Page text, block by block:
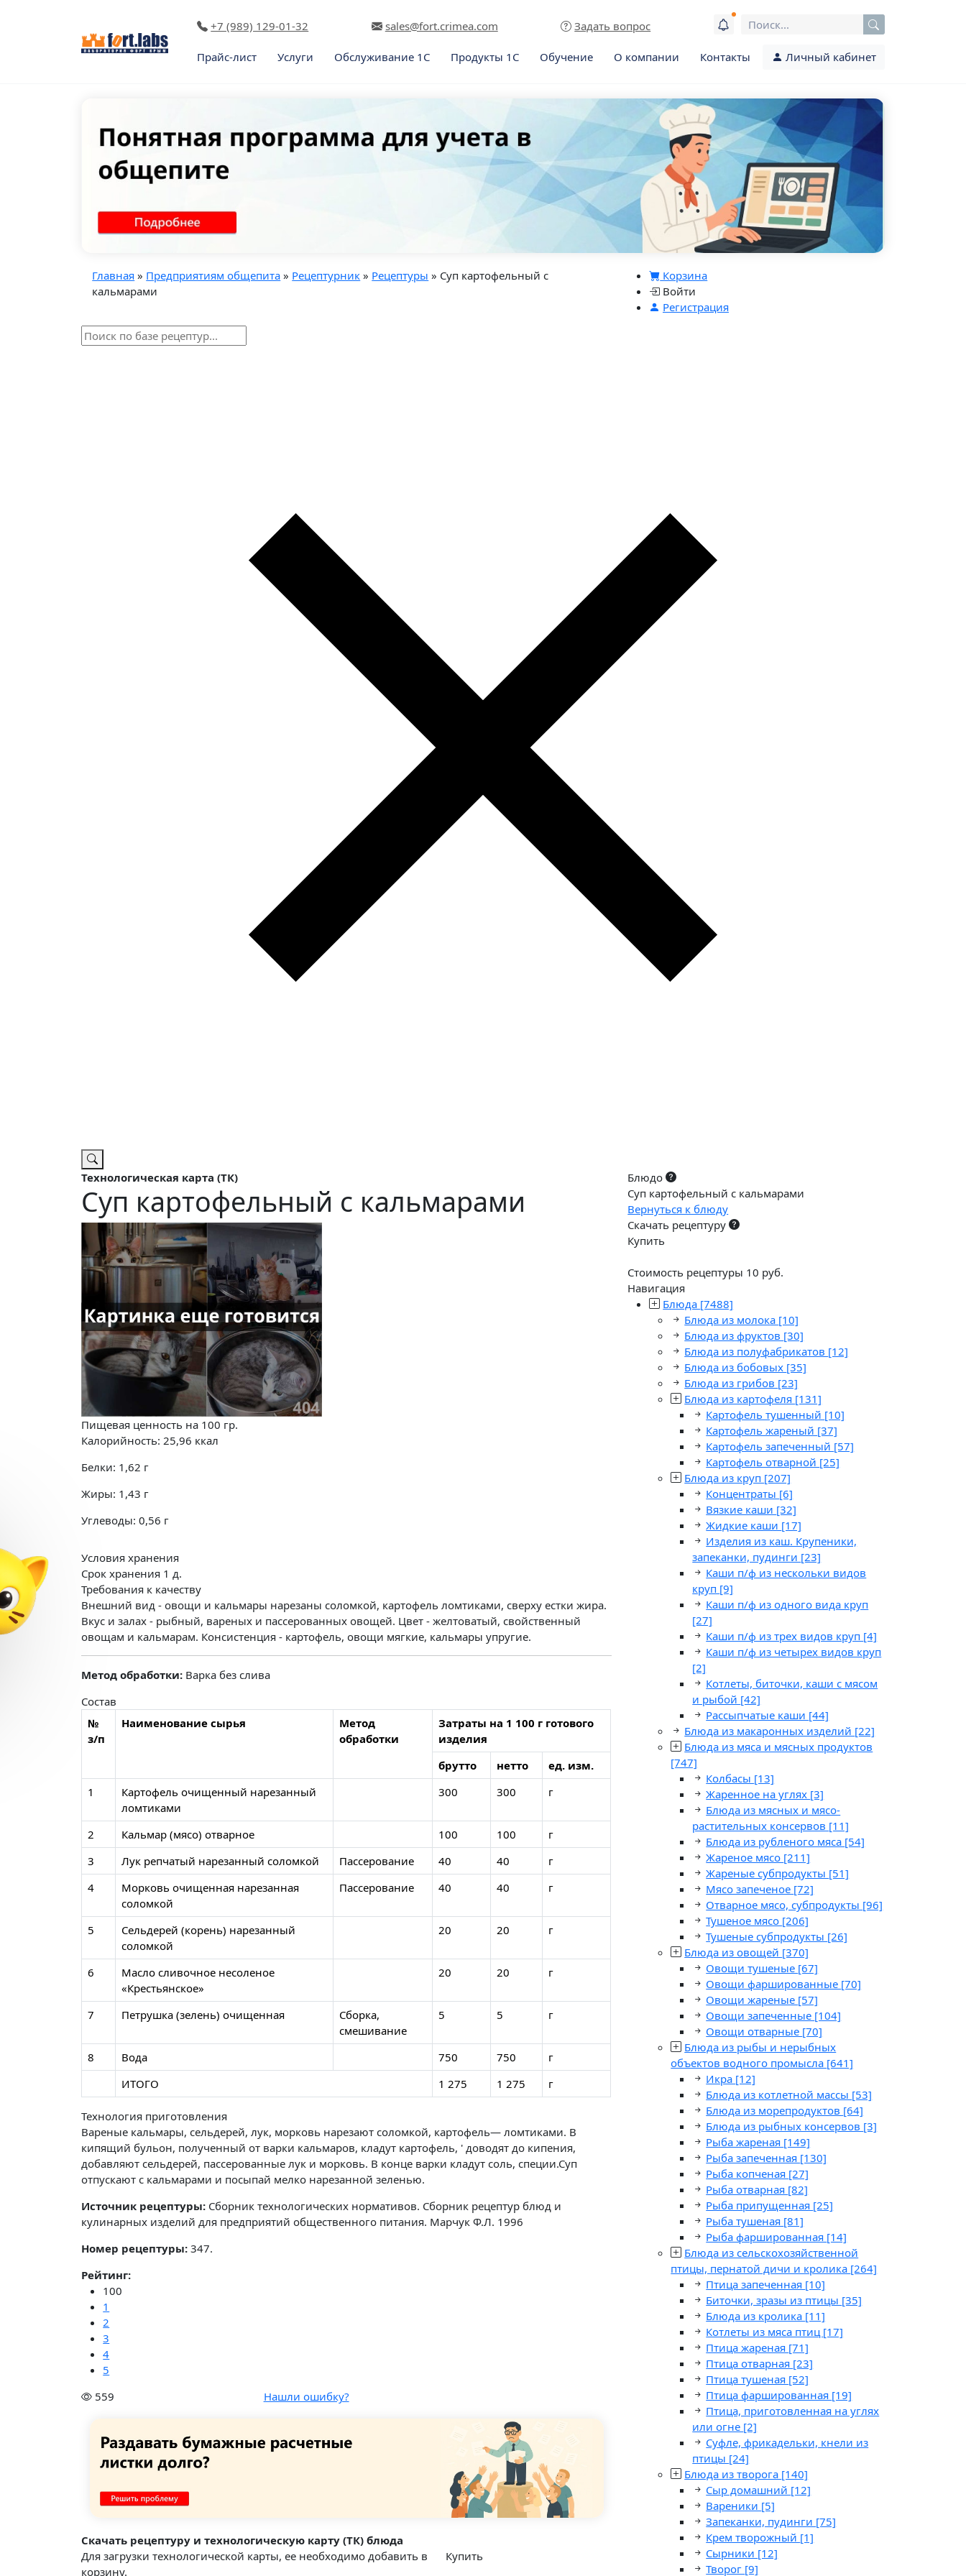
+7 (989) 129-01-32 sales@fort.crimea.com Задать вопрос
Прайс-лист Услуги Обслуживание 1С Продукты 1С Обучение О компании Контакты Личный кабинет
Главная » Предприятиям общепита » Рецептурник » Рецептуры » Суп картофельный с
кальмарами
Корзина
Войти
Регистрация
Блюдо
Суп картофельный с кальмарами
Вернуться к блюду
Скачать рецептуру
Купить
Стоимость рецептуры 10 руб.
Навигация
Блюда [7488]
Блюда из молока [10]
Блюда из фруктов [30]
Блюда из полуфабрикатов [12]
Блюда из бобовых [35]
Блюда из грибов [23]
Блюда из картофеля [131]
Картофель тушенный [10]
Картофель жареный [37]
Картофель запеченный [57]
Картофель отварной [25]
Блюда из круп [207]
Концентраты [6]
Вязкие каши [32]
Жидкие каши [17]
Изделия из каш. Крупеники,
запеканки, пудинги [23]
Каши п/ф из нескольки видов
круп [9]
Каши п/ф из одного вида круп
[27]
Каши п/ф из трех видов круп [4]
Каши п/ф из четырех видов круп
[2]
Котлеты, биточки, каши с мясом
и рыбой [42]
Рассыпчатые каши [44]
Блюда из макаронных изделий [22]
Блюда из мяса и мясных продуктов
[747]
Колбасы [13]
Жаренное на углях [3]
Блюда из мясных и мясо-
растительных консервов [11]
Блюда из рубленого мяса [54]
Жареное мясо [211]
Жареные субпродукты [51]
Мясо запеченое [72]
Отварное мясо, субпродукты [96]
Тушеное мясо [206]
Тушеные субпродукты [26]
Блюда из овощей [370]
Овощи тушеные [67]
Овощи фаршированные [70]
Овощи жареные [57]
Овощи запеченные [104]
Овощи отварные [70]
Блюда из рыбы и нерыбных
объектов водного промысла [641]
Икра [12]
Блюда из котлетной массы [53]
Блюда из морепродуктов [64]
Блюда из рыбных консервов [3]
Рыба жареная [149]
Рыба запеченная [130]
Рыба копченая [27]
Рыба отварная [82]
Рыба припущенная [25]
Рыба тушеная [81]
Рыба фаршированная [14]
Блюда из сельскохозяйственной
птицы, пернатой дичи и кролика [264]
Птица запеченная [10]
Биточки, зразы из птицы [35]
Блюда из кролика [11]
Котлеты из мяса птиц [17]
Птица жареная [71]
Птица отварная [23]
Птица тушеная [52]
Птица фаршированная [19]
Птица, приготовленная на углях
или огне [2]
Суфле, фрикадельки, кнели из
птицы [24]
Блюда из творога [140]
Сыр домашний [12]
Вареники [5]
Запеканки, пудинги [75]
Крем творожный [1]
Сырники [12]
Творог [9]
Технологическая карта (ТК)
Суп картофельный с кальмарами
Пищевая ценность на 100 гр.
Калорийность: 25,96 ккал
Белки: 1,62 г
Жиры: 1,43 г
Углеводы: 0,56 г
Условия хранения
Срок хранения 1 д.
Требования к качеству
Внешний вид - овощи и кальмары нарезаны соломкой, картофель ломтиками, сверху естки жира.
Вкус и залах - рыбный, вареных и пассерованных овощей. Цвет - желтоватый, свойственный
овощам и кальмарам. Консистенция - картофель, овощи мягкие, кальмары упругие.
Метод обработки: Варка без слива
Состав
№
з/п
Наименование сырья
Метод
обработки
Затраты на 1 100 г готового
изделия
брутто
нетто
ед. изм.
1
Картофель очищенный нарезанный
ломтиками
300 300 г
2 Кальмар (мясо) отварное 100 100
г
3
Лук репчатый нарезанный соломкой Пассерование 40 40
г
4
Морковь очищенная нарезанная
соломкой
Пассерование 40 40 г
5
Сельдерей (корень) нарезанный
соломкой
20 20 г
6
Масло сливочное несоленое
«Крестьянское»
20 20 г
7 Петрушка (зелень) очищенная
Сборка,
смешивание
5 5 г
8 Вода 750 750
г
ИТОГО
1 275 1 275 г
Технология приготовления
Вареные кальмары, сельдерей, лук, морковь нарезают соломкой, картофель— ломтиками. В
кипящий бульон, полученный от варки кальмаров, кладут картофель, ' доводят до кипения,
добавляют сельдерей, пассерованные лук и морковь. В конце варки кладут соль, специи.Суп
отпускают с кальмарами и посыпай мелко нарезанной зеленью.
Источник рецептуры: Сборник технологических нормативов. Сборник рецептур блюд и
кулинарных изделий для предприятий общественного питания. Марчук Ф.Л. 1996
Номер рецептуры: 347.
Рейтинг:
100
1
2
3
4
5
559
Нашли ошибку?
Скачать рецептуру и технологическую карту (ТК) блюда
Для загрузки технологической карты, ее необходимо добавить в
корзину.
Купить